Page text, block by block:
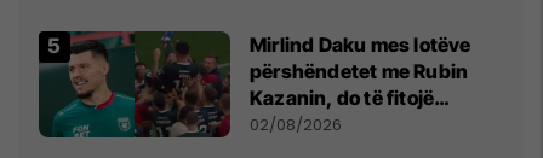
Mirlind Daku mes lotëve
përshëndetet me Rubin
Kazanin, do të fitojë
miliona te Spartak Moska
02/08/2026